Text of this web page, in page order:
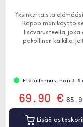
Yksinkertaista
Rapoo
lisävarusteella, joka
pakollinen kaikille,
Etätallennus, noin 3-8
69.90 €
Lisää